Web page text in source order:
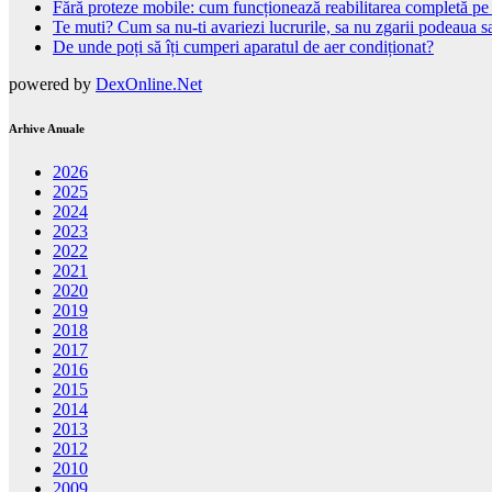
Fără proteze mobile: cum funcționează reabilitarea completă
Te muti? Cum sa nu-ti avariezi lucrurile, sa nu zgarii podeaua
De unde poți să îți cumperi aparatul de aer condiționat?
powered by DexOnline.Net
Arhive Anuale
2026
2025
2024
2023
2022
2021
2020
2019
2018
2017
2016
2015
2014
2013
2012
2010
2009